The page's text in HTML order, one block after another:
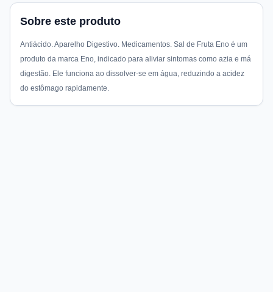
Sobre este produto
Antiácido. Aparelho Digestivo. Medicamentos. Sal de Fruta Eno é um
produto da marca Eno, indicado para aliviar sintomas como azia e má
digestão. Ele funciona ao dissolver-se em água, reduzindo a acidez
do estômago rapidamente.